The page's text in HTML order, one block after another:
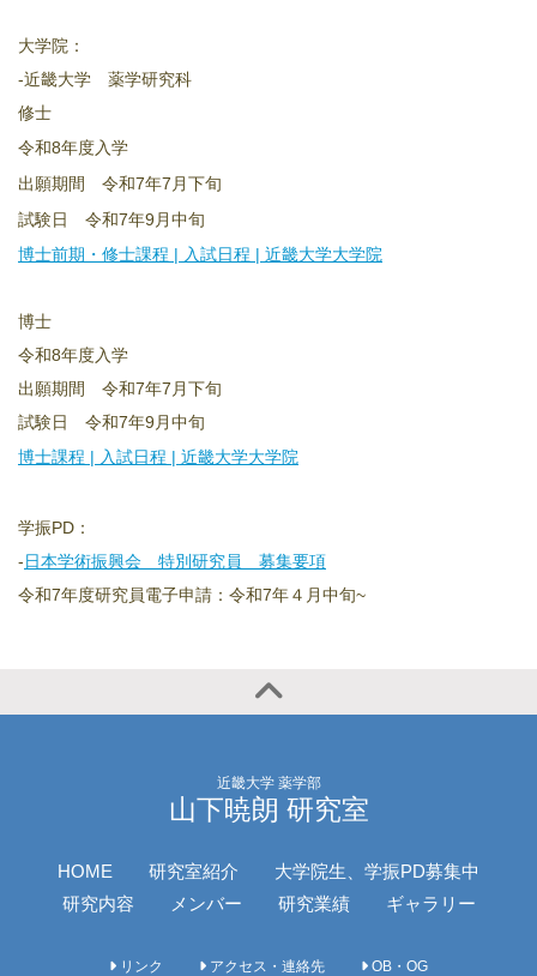
大学院：
-近畿大学 薬学研究科
修士
令和8年度入学
出願期間 令和7年7月下旬
試験日 令和7年9月中旬
博士前期・修士課程 | 入試日程 | 近畿大学大学院
博士
令和8年度入学
出願期間 令和7年7月下旬
試験日 令和7年9月中旬
博士課程 | 入試日程 | 近畿大学大学院
学振PD：
-日本学術振興会 特別研究員 募集要項
令和7年度研究員電子申請：令和7年４月中旬~
近畿大学 薬学部
山下暁朗 研究室
HOME 研究室紹介
大学院生、学振PD募集中
研究内容
メンバー 研究業績 ギャラリー
リンク アクセス・連絡先 OB・OG